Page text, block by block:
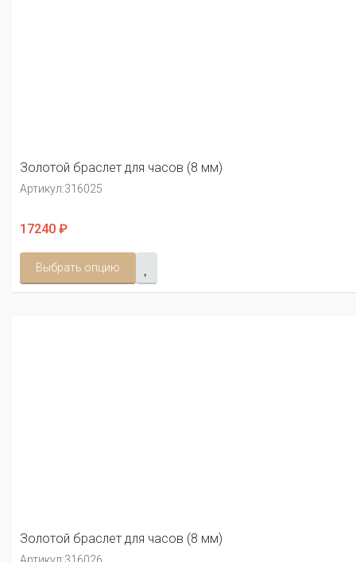
Золотой браслет для часов (8 мм)
Артикул:316025
17240 ₽
Выбрать опцию
Золотой браслет для часов (8 мм)